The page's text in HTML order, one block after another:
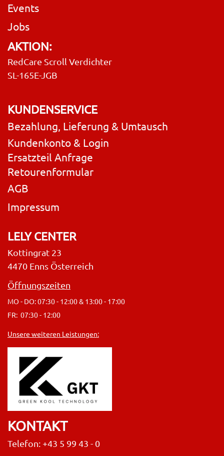
Events
Jobs
AKTION:
RedCare Scroll Verdichter
SL-165E-JGB
KUNDENSERVICE
Bezahlung, Lieferung & Umtausch
Kundenkonto & Login
Ersatzteil Anfrage
Retourenformular
AGB
Impressum
LELY CENTER
Kottingrat 23
4470 Enns Österreich
Öffnungszeiten
MO - DO: 07:30 - 12:00 & 13:00 - 17:00
FR: 07:30 - 12:00
Unsere weiteren Leistungen:
KONTAKT
Telefon: +43 5 99 43 - 0